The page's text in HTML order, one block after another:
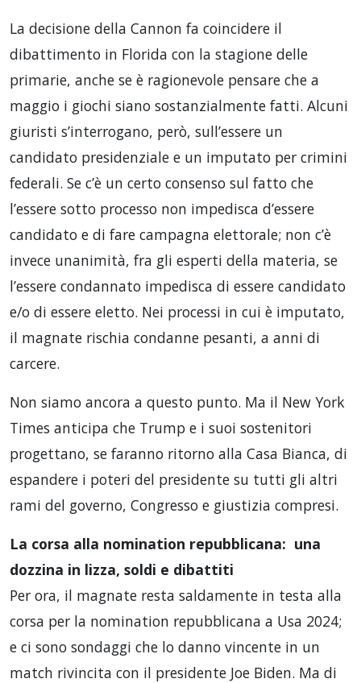
La decisione della Cannon fa coincidere il
dibattimento in Florida con la stagione delle
primarie, anche se è ragionevole pensare che a
maggio i giochi siano sostanzialmente fatti. Alcuni
giuristi s’interrogano, però, sull’essere un
candidato presidenziale e un imputato per crimini
federali. Se c’è un certo consenso sul fatto che
l’essere sotto processo non impedisca d’essere
candidato e di fare campagna elettorale; non c’è
invece unanimità, fra gli esperti della materia, se
l’essere condannato impedisca di essere candidato
e/o di essere eletto. Nei processi in cui è imputato,
il magnate rischia condanne pesanti, a anni di
carcere.
Non siamo ancora a questo punto. Ma il New York
Times anticipa che Trump e i suoi sostenitori
progettano, se faranno ritorno alla Casa Bianca, di
espandere i poteri del presidente su tutti gli altri
rami del governo, Congresso e giustizia compresi.
La corsa alla nomination repubblicana: una
dozzina in lizza, soldi e dibattiti
Per ora, il magnate resta saldamente in testa alla
corsa per la nomination repubblicana a Usa 2024;
e ci sono sondaggi che lo danno vincente in un
match rivincita con il presidente Joe Biden. Ma di